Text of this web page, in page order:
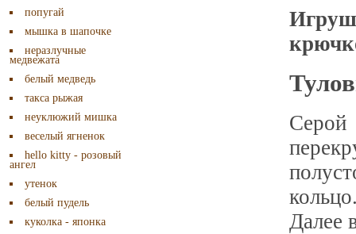
попугай
мышка в шапочке
неразлучные
медвежата
белый медведь
такса рыжая
неуклюжий мишка
веселый ягненок
hello kitty - розовый
ангел
утенок
белый пудель
куколка - японка
Далее